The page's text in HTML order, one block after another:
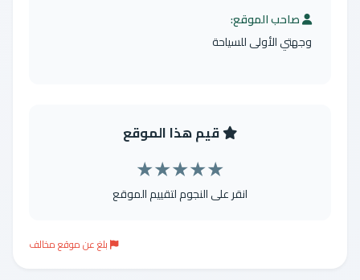
صاحب الموقع:
وجهتي الأولى للسياحة
قيم هذا الموقع
★
★
★
★
★
انقر على النجوم لتقييم الموقع
بلغ عن موقع مخالف